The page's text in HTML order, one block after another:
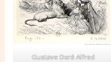
Gustave Doré Alfred